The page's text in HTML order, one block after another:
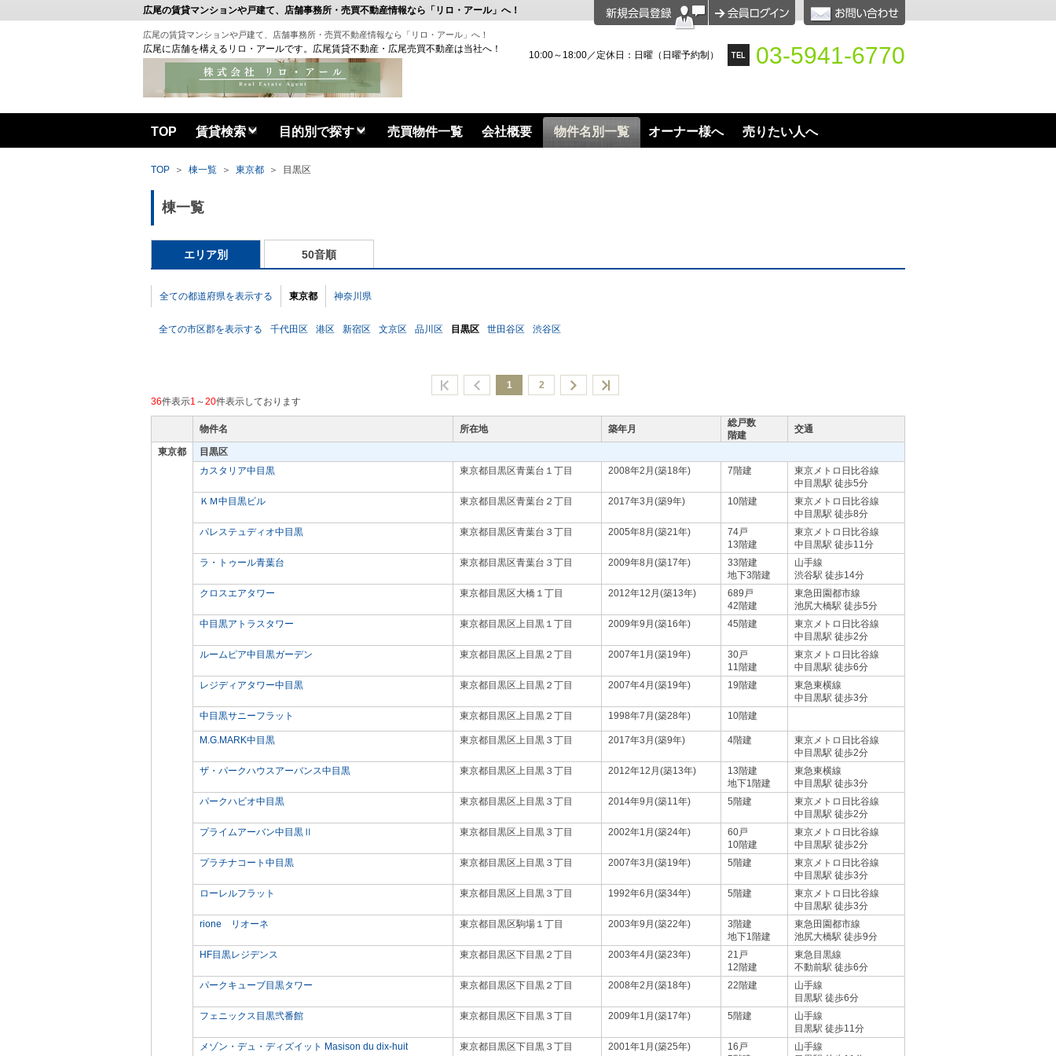
広尾の賃貸マンションや戸建て、店舗事務所・売買不動産情報なら「リロ・アール」へ！
広尾の賃貸マンションや戸建て、店舗事務所・売買不動産情報なら「リロ・アール」へ！
広尾に店舗を構えるリロ・アールです。広尾賃貸不動産・広尾売買不動産は当社へ！ 03-5941-6770
10:00～18:00／定休日：日曜（日曜予約制）
TOP 賃貸検索 目的別で探す 売買物件一覧 会社概要 物件名別一覧 オーナー様へ 売りたい人へ
TOP ＞ 棟一覧 ＞ 東京都 ＞ 目黒区
棟一覧
エリア別 50音順
全ての都道府県を表示する 東京都 神奈川県
全ての市区郡を表示する 千代田区 港区 新宿区 文京区 品川区 目黒区 世田谷区 渋谷区
1
2
36件表示1 ～20件表示しております
物件名 所在地 築年月
総戸数
階建
交通
東京都
目黒区
カスタリア中目黒
東京都目黒区青葉台１丁目 2008年2月(築18年) 7階建
東京メトロ日比谷線
中目黒駅 徒歩5分
ＫＭ中目黒ビル
東京都目黒区青葉台２丁目 2017年3月(築9年) 10階建
東京メトロ日比谷線
中目黒駅 徒歩8分
パレステュディオ中目黒
東京都目黒区青葉台３丁目 2005年8月(築21年)
74戸
13階建
東京メトロ日比谷線
中目黒駅 徒歩11分
ラ・トゥール青葉台
東京都目黒区青葉台３丁目 2009年8月(築17年)
33階建
地下3階建
山手線
渋谷駅 徒歩14分
クロスエアタワー
東京都目黒区大橋１丁目 2012年12月(築13年)
689戸
42階建
東急田園都市線
池尻大橋駅 徒歩5分
中目黒アトラスタワー
東京都目黒区上目黒１丁目 2009年9月(築16年) 45階建
東京メトロ日比谷線
中目黒駅 徒歩2分
ルームピア中目黒ガーデン
東京都目黒区上目黒２丁目 2007年1月(築19年)
30戸
11階建
東京メトロ日比谷線
中目黒駅 徒歩6分
レジディアタワー中目黒
東京都目黒区上目黒２丁目 2007年4月(築19年) 19階建
東急東横線
中目黒駅 徒歩3分
中目黒サニーフラット
東京都目黒区上目黒２丁目 1998年7月(築28年) 10階建
M.G.MARK中目黒 東京都目黒区上目黒３丁目 2017年3月(築9年) 4階建
東京メトロ日比谷線
中目黒駅 徒歩2分
ザ・パークハウスアーバンス中目黒
東京都目黒区上目黒３丁目 2012年12月(築13年)
13階建
地下1階建
東急東横線
中目黒駅 徒歩3分
パークハビオ中目黒
東京都目黒区上目黒３丁目 2014年9月(築11年) 5階建
東京メトロ日比谷線
中目黒駅 徒歩2分
プライムアーバン中目黒Ⅱ
東京都目黒区上目黒３丁目 2002年1月(築24年)
60戸
10階建
東京メトロ日比谷線
中目黒駅 徒歩2分
プラチナコート中目黒
東京都目黒区上目黒３丁目 2007年3月(築19年) 5階建
東京メトロ日比谷線
中目黒駅 徒歩3分
ローレルフラット
東京都目黒区上目黒３丁目 1992年6月(築34年) 5階建
東京メトロ日比谷線
中目黒駅 徒歩3分
rione リオーネ
東京都目黒区駒場１丁目 2003年9月(築22年)
3階建
地下1階建
東急田園都市線
池尻大橋駅 徒歩9分
HF目黒レジデンス
東京都目黒区下目黒２丁目 2003年4月(築23年)
21戸
12階建
東急目黒線
不動前駅 徒歩6分
パークキューブ目黒タワー
東京都目黒区下目黒２丁目 2008年2月(築18年) 22階建
山手線
目黒駅 徒歩6分
フェニックス目黒弐番館
東京都目黒区下目黒３丁目 2009年1月(築17年) 5階建
山手線
目黒駅 徒歩11分
メゾン・デュ・ディズイット Masison du dix-huit
東京都目黒区下目黒３丁目 2001年1月(築25年)
16戸
山手線